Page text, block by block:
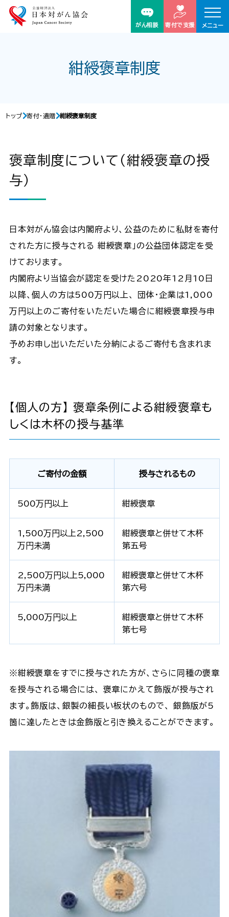
がん相談 寄付で支援 メニュー
紺綬褒章制度
トップ 寄付・遺贈 紺綬褒章制度
褒章制度について（紺綬褒章の授
与）
日本対がん協会は内閣府より、公益のために私財を寄付
された方に授与される 紺綬褒章」の公益団体認定を受
けております。
内閣府より当協会が認定を受けた2020年12月10日
以降、個人の方は500万円以上、 団体・企業は1,000
万円以上のご寄付をいただいた場合に紺綬褒章授与申
請の対象となります。
予めお申し出いただいた分納によるご寄付も含まれま
す。
【個人の方】 褒章条例による紺綬褒章も
しくは木杯の授与基準
ご寄付の金額 授与されるもの
500万円以上 紺綬褒章
1,500万円以上2,500
万円未満
紺綬褒章と併せて木杯
第五号
2,500万円以上5,000
万円未満
紺綬褒章と併せて木杯
第六号
5,000万円以上
紺綬褒章と併せて木杯
第七号
※紺綬褒章をすでに授与された方が、さらに同種の褒章
を授与される場合には、 褒章にかえて飾版が授与され
ます。飾版は、銀製の細長い板状のもので、 銀飾版が5
箇に達したときは金飾版と引き換えることができます。